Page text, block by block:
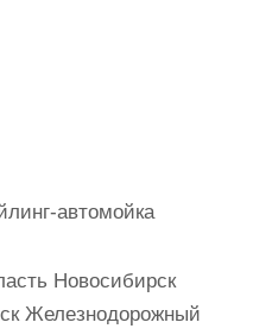
автомойка
Новосибирск
Железнодорожный